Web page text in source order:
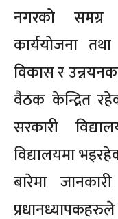
नगरको समग्र
कार्ययोजना
विकास र
वैठक केन्द्रित
सरकारी
विद्यालयमा
बारेमा